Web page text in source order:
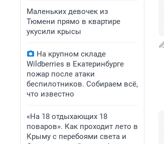
Маленьких девочек из
Тюмени прямо в квартире
укусили крысы
На крупном складе
Wildberries в Екатеринбурге
пожар после атаки
беспилотников. Собираем всё,
что известно
«На 18 отдыхающих 18
поваров». Как проходит лето в
Крыму с перебоями света и